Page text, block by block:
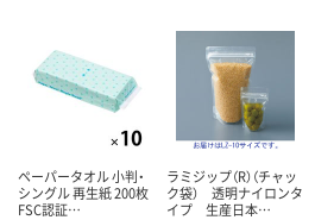
ペーパータオル 小判・
シングル 再生紙 200枚
FSC認証…
ラミジップ（R）（チャッ
ク袋） 透明ナイロンタ
イプ 生産日本…